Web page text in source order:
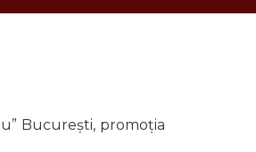
București, promoția